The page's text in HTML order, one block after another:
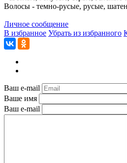
Волосы - темно-русые, русые,
Личное сообщение
В избранное Убрать из избранного
Ваш e-mail
Ваше имя
Ваш e-mail